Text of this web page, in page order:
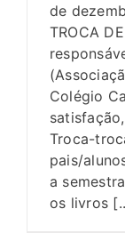
de
TROCA
Colégio
Troca-
pais/
a
os livros